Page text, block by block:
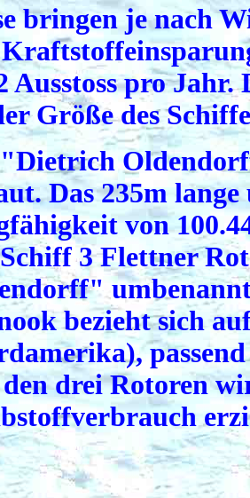
bringen je nach
Ausstoss pro
Größe des
Das 235m
von
3 Flettner
bezieht sich
drei Rotoren